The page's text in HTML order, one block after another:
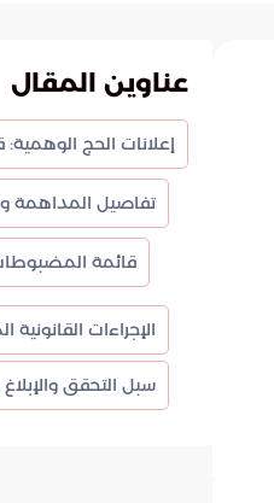
عناوين المقال
قائمة
سبل التحقق